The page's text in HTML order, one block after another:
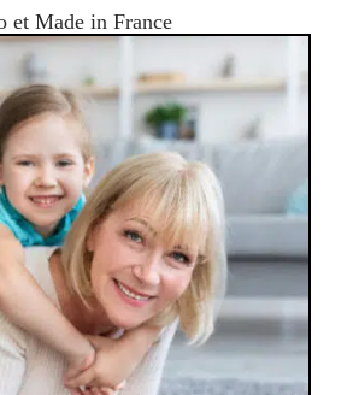
et Made in France